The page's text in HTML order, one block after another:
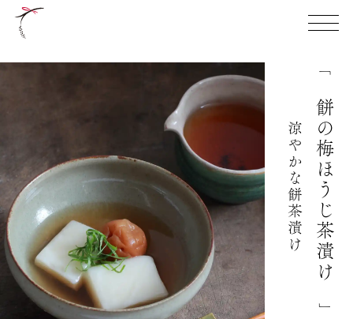
祝やの想い
本店限定商品
店舗案内
「
餅の梅ほうじ茶漬け
」
涼やかな餅茶漬け